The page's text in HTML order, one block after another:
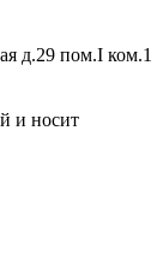
д.29 пом.I ком.1
и носит